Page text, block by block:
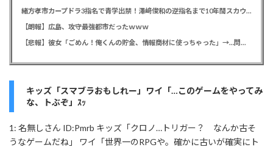
緒方孝市カープドラ3指名で青学出禁！澤﨑俊和の逆指名まで10年間スカウト出禁
【朗報】広島、攻守最強都市だったｗｗｗ
【悲報】彼女「ごめん！俺くんの貯金、情報商材に使っちゃった」→…問い詰めたらギャン泣きされたんだが俺が悪いのか？
キッズ「スマブラおもしれー」ワイ「…このゲームをやってみ
な、トぶぞ」ｽｯ
1: 名無しさん ID:Pmrb キッズ「クロノ…トリガー？ なんか古そ
うなゲームだね」 ワイ「世界一のRPGや。確かに古いが確実にト